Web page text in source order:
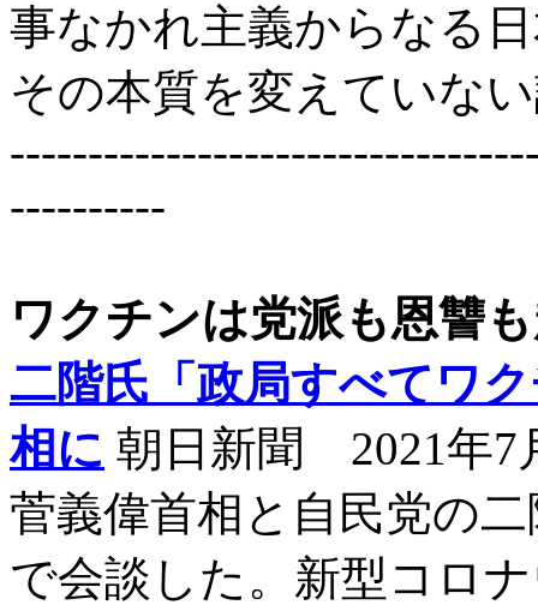
事なかれ主義からなる
その本質を変えていな
----------
ワクチンは党派も恩讐
二階氏「政局すべてワ
相に 朝日新聞 2021年7
菅義偉首相と自民党の
で会談した。新型コロ